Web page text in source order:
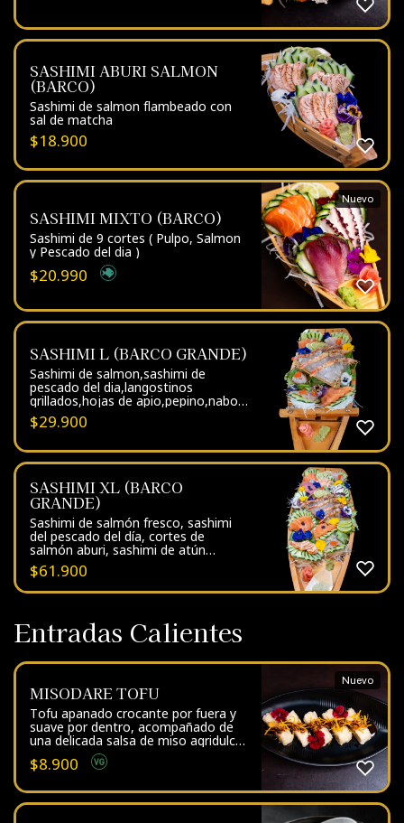
SASHIMI ABURI SALMON
(BARCO)
Sashimi de salmon flambeado con
sal de matcha
$18.900
SASHIMI MIXTO (BARCO)
Sashimi de 9 cortes ( Pulpo, Salmon
y Pescado del dia )
$20.990
Nuevo
SASHIMI L (BARCO GRANDE)
Sashimi de salmon,sashimi de
pescado del dia,langostinos
grillados,hojas de apio,pepino,nabo y
masago
$29.900
SASHIMI XL (BARCO
GRANDE)
Sashimi de salmón fresco, sashimi
del pescado del día, cortes de
salmón aburi, sashimi de atún
fresco, cortes de pulpo, langostinos
grillados, caviar negro y masago.
$61.900
Entradas Calientes
MISODARE TOFU
Tofu apanado crocante por fuera y
suave por dentro, acompañado de
una delicada salsa de miso agridulce
que realza su sabor umami.
$8.900
Nuevo